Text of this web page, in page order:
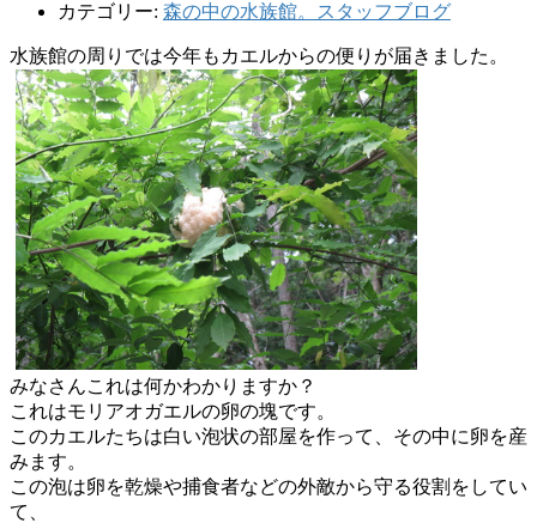
カテゴリー: 森の中の水族館。スタッフブログ
水族館の周りでは今年もカエルからの便りが届きました。
みなさんこれは何かわかりますか？
これはモリアオガエルの卵の塊です。
このカエルたちは白い泡状の部屋を作って、 その中に卵を産
みます。
この泡は卵を乾燥や捕食者などの外敵から守る役割をしてい
て、